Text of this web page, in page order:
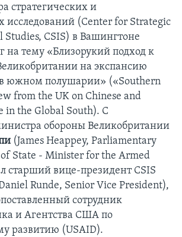
стратегических и
(Center for Strategic
CSIS) в Вашингтоне
на тему «Близорукий подход к
на экспансию
в южном полушарии» («Southern
from the UK on Chinese and
in the Global South). С
обороны Великобритании
(James Heappey, Parliamentary
State - Minister for the Armed
старший вице-президент CSIS
Runde, Senior Vice President),
сотрудник
и Агентства США по
развитию (USAID).